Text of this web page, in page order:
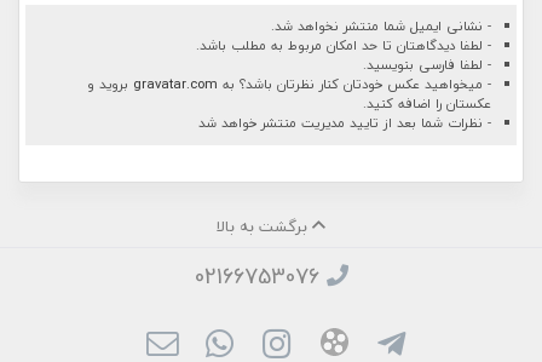
- نشانی ایمیل شما منتشر نخواهد شد.
- لطفا دیدگاهتان تا حد امکان مربوط به مطلب باشد.
- لطفا فارسی بنویسید.
- میخواهید عکس خودتان کنار نظرتان باشد؟ به gravatar.com بروید و
عکستان را اضافه کنید.
- نظرات شما بعد از تایید مدیریت منتشر خواهد شد
برگشت به بالا
02166753076